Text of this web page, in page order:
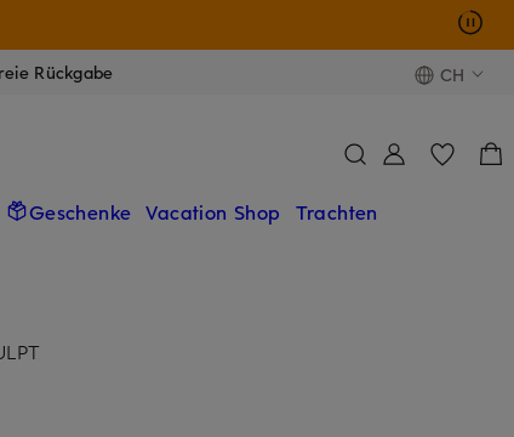
Rückgabe CH
Geschenke Vacation Shop Trachten